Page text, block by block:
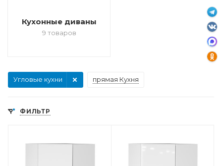
Кухонные диваны
9 товаров
Угловые кухни прямая Кухня
ФИЛЬТР